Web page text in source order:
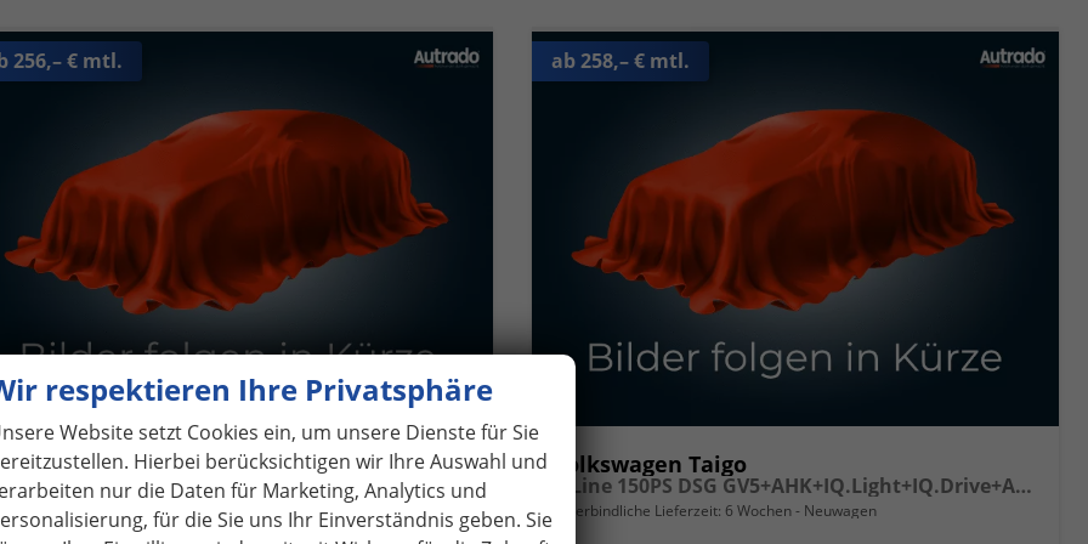
256,– € mtl.
Taigo
LINE DSG BLACK PACK MATRIX ACC SHZ
lieferbar Neuwagen mit Tageszulassung
ab 258,– € mtl.
Volkswagen Taigo
R-Line 150PS DSG GV5+AHK+IQ.Light+IQ.Drive+ACC+Kamera+Black+Kessy+Sitzheiz
unverbindliche Lieferzeit: 6 Wochen Neuwagen
respektieren Ihre Privatsphäre
Website setzt Cookies ein, um unsere Dienste für Sie
Hierbei berücksichtigen wir Ihre Auswahl und
nur die Daten für Marketing, Analytics und
für die Sie uns Ihr Einverständnis geben. Sie